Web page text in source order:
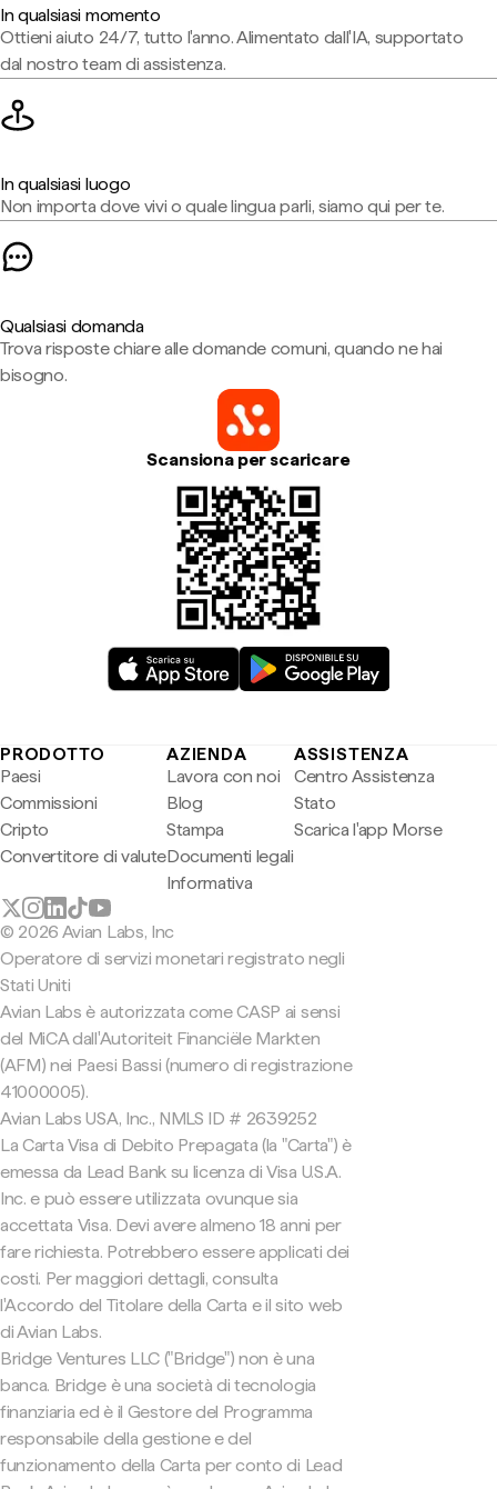
In qualsiasi momento
Ottieni aiuto 24/7, tutto l'anno. Alimentato dall'IA, supportato
dal nostro team di assistenza.
In qualsiasi luogo
Non importa dove vivi o quale lingua parli, siamo qui per te.
Qualsiasi domanda
Trova risposte chiare alle domande comuni, quando ne hai
bisogno.
Scansiona per scaricare
PRODOTTO
Paesi
Commissioni
Cripto
Convertitore di valute
AZIENDA
Lavora con noi
Blog
Stampa
Documenti legali
Informativa
ASSISTENZA
Centro Assistenza
Stato
Scarica l'app Morse
© 2026 Avian Labs, Inc
Operatore di servizi monetari registrato negli
Stati Uniti
Avian Labs è autorizzata come CASP ai sensi
del MiCA dall'Autoriteit Financiële Markten
(AFM) nei Paesi Bassi (numero di registrazione
41000005).
Avian Labs USA, Inc., NMLS ID # 2639252
La Carta Visa di Debito Prepagata (la "Carta") è
emessa da Lead Bank su licenza di Visa U.S.A.
Inc. e può essere utilizzata ovunque sia
accettata Visa. Devi avere almeno 18 anni per
fare richiesta. Potrebbero essere applicati dei
costi. Per maggiori dettagli, consulta
l'Accordo del Titolare della Carta e il sito web
di Avian Labs.
Bridge Ventures LLC ("Bridge") non è una
banca. Bridge è una società di tecnologia
finanziaria ed è il Gestore del Programma
responsabile della gestione e del
funzionamento della Carta per conto di Lead